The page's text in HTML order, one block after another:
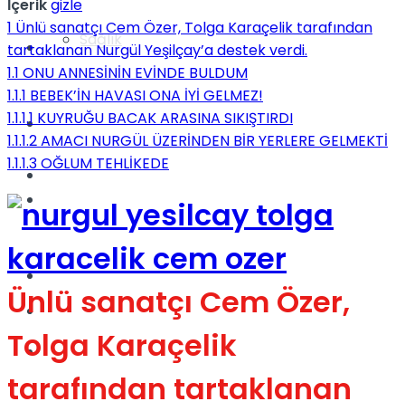
Sağlık
TV
Kadınca
Müzik
Sinema
Spor
Podcast
İçerikgizle
1 Ünlü sanatçı Cem Özer, Tolga Karaçelik tarafından
tartaklanan Nurgül Yeşilçay’a destek verdi.
1.1 ONU ANNESİNİN EVİNDE BULDUM
1.1.1 BEBEK’İN HAVASI ONA İYİ GELMEZ!
1.1.1.1 KUYRUĞU BACAK ARASINA SIKIŞTIRDI
1.1.1.2AMACI NURGÜL ÜZERİNDEN BİR YERLERE GELMEKTİ
1.1.1.3OĞLUM TEHLİKEDE
Ünlü sanatçı Cem Özer,
Tolga Karaçelik
tarafından tartaklanan